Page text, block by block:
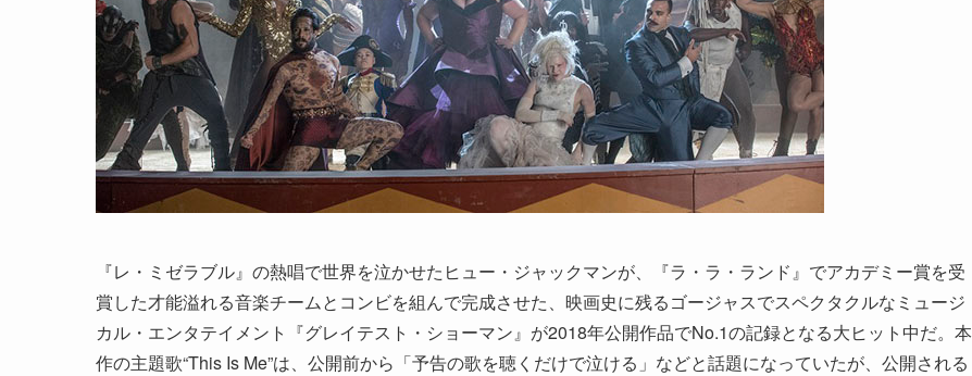
『レ・ミゼラブル』の熱唱で世界を泣かせたヒュー・ジャックマンが、『ラ・ラ・ランド』でアカデミー賞を受
賞した才能溢れる音楽チームとコンビを組んで完成させた、映画史に残るゴージャスでスペクタクルなミュージ
カル・エンタテイメント『グレイテスト・ショーマン』が2018年公開作品でNo.1の記録となる大ヒット中だ。本
作の主題歌“This Is Me”は、公開前から「予告の歌を聴くだけで泣ける」などと話題になっていたが、公開される